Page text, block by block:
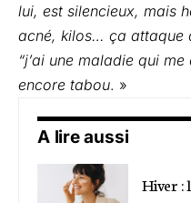
lui, est silencieux, mais
acné, kilos… ça attaque
“j’ai une maladie qui
encore tabou. »
A lire aussi
Hiver :